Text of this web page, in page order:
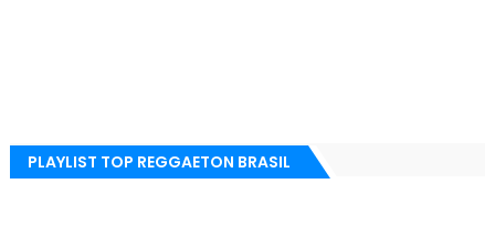
PLAYLIST TOP REGGAETON BRASIL